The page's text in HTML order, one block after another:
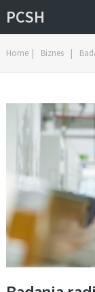
PCSH
Home | Biznes |